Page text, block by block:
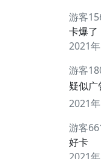
游客
卡爆了
2021
游客
疑似广
2021
游客
好卡
2021